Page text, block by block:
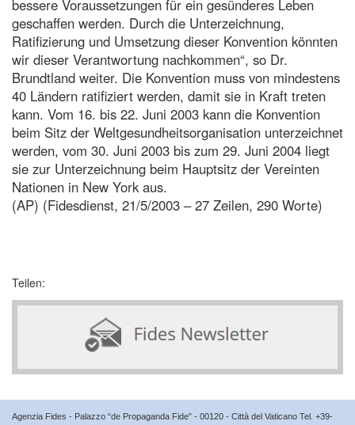
bessere Voraussetzungen für ein gesünderes Leben
geschaffen werden. Durch die Unterzeichnung,
Ratifizierung und Umsetzung dieser Konvention könnten
wir dieser Verantwortung nachkommen“, so Dr.
Brundtland weiter. Die Konvention muss von mindestens
40 Ländern ratifiziert werden, damit sie in Kraft treten
kann. Vom 16. bis 22. Juni 2003 kann die Konvention
beim Sitz der Weltgesundheitsorganisation unterzeichnet
werden, vom 30. Juni 2003 bis zum 29. Juni 2004 liegt
sie zur Unterzeichnung beim Hauptsitz der Vereinten
Nationen in New York aus.
(AP) (Fidesdienst, 21/5/2003 – 27 Zeilen, 290 Worte)
Teilen:
Agenzia Fides - Palazzo “de Propaganda Fide” - 00120 - Città del Vaticano Tel. +39-